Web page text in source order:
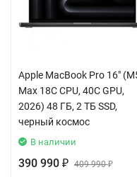
задумывается при
тяжёлыми
Звук здесь не уступает
включая низкочастотные
объёмное стерео и
моделями.
Apple MacBook Pro 16"
Max 18C CPU, 40C GPU,
2026) 48 ГБ, 2 ТБ SSD,
черный космос
В наличии
390 990 ₽ 409 990₽